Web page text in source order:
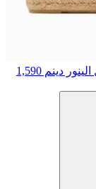
دينم 1,590